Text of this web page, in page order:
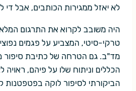
לא יאזל ממגירות הכותבים, אבל
היה משובב לקרוא את התרגום
טרקי-סיטי, המצביע על פגמים
מד"ב. גם הטרחה של כתיבת
הכללים וניתוח שלו על פיהם, ראויה
הביקורתי לסיפור לוקה